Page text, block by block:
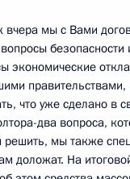
вчера мы с Вами
экономические
правительствами,
что уже сделано в
два вопроса,
мы также
доложат. На